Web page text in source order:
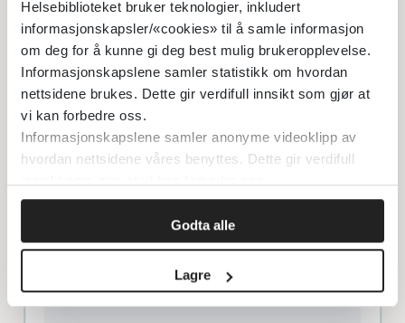
Helsebiblioteket bruker teknologier, inkludert
informasjonskapsler/«cookies» til å samle informasjon
om deg for å kunne gi deg best mulig brukeropplevelse.
Informasjonskapslene samler statistikk om hvordan
nettsidene brukes. Dette gir verdifull innsikt som gjør at
vi kan forbedre oss.
Informasjonskapslene samler anonyme videoklipp av
hvordan nettsidene våres benyttes. Dette gir verdifull
Godta alle
Lagre
Luftveier
Astma,
hoste,
Nevrologiske Dysgeusi
Øye Kløe i øyne